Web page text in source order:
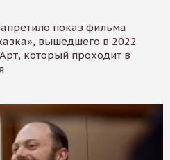
показ фильма
вышедшего в 2022
который проходит в